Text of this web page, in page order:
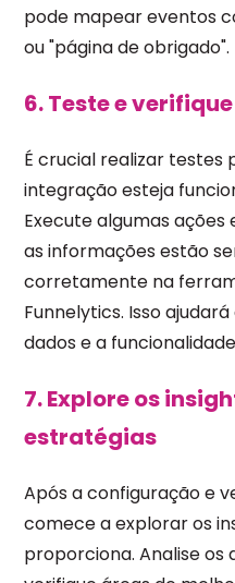
pode mapear eventos
ou "página de obrigado".
6. Teste e
É crucial realizar testes
integração esteja
Execute algumas ações
as informações estão
corretamente na
Funnelytics. Isso
dados e a
7. Explore os
estratégias
Após a configuração e
comece a explorar os
proporciona. Analise os